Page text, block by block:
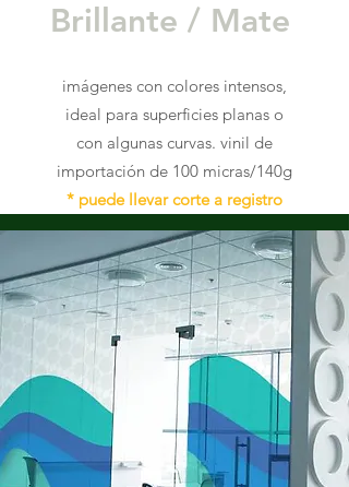
Brillante / Mate
imágenes con colores intensos,
ideal para superficies planas o
con algunas curvas. vinil de
importación de 100 micras/140g
* puede llevar corte a registro